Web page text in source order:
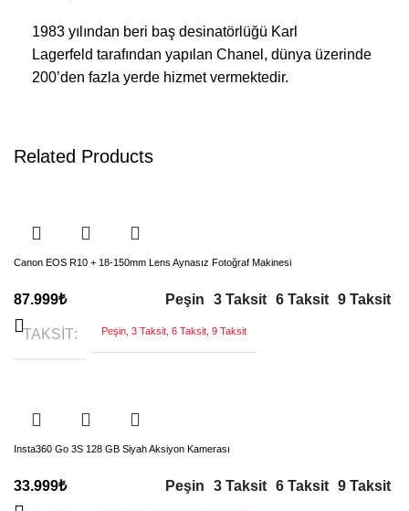
1983 yılından beri baş desinatörlüğü Karl
Lagerfeld tarafından yapılan Chanel, dünya üzerinde
200’den fazla yerde hizmet vermektedir.
Related Products
Canon EOS R10 + 18-150mm Lens Aynasız Fotoğraf Makinesi
87.999₺ Peşin 3 Taksit 6 Taksit 9 Taksit
TAKSIT Peşin, 3 Taksit, 6 Taksit, 9 Taksit
Insta360 Go 3S 128 GB Siyah Aksiyon Kamerası
33.999₺ Peşin 3 Taksit 6 Taksit 9 Taksit